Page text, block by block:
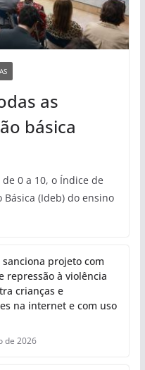
as
básica
0 a 10, o Índice de
Básica (Ideb) do ensino
projeto com
repressão à violência
crianças e
na internet e com uso
de 2026